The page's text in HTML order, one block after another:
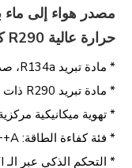
حرارة عالية R290 كل شيء في واحد مضخة حرارة
* مادة تبريد R134a، صديقة للبيئة.
* مادة تبريد R290 ذات تأثير دفيئي عالمي منخفض (GWP=3).
* تهوية ميكانيكية
* فئة كفاءة الطاقة: A++.
* التحكم الذكي عبر الـ WIFI.